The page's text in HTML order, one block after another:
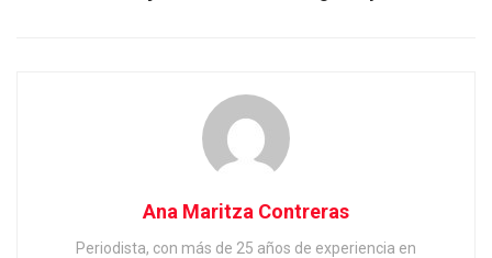
Ana Maritza Contreras
Periodista, con más de 25 años de experiencia en